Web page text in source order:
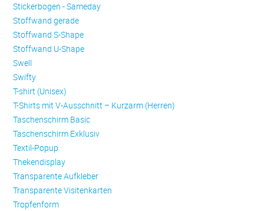
Stickerbogen - Sameday
Stoffwand gerade
Stoffwand S-Shape
Stoffwand U-Shape
Swell
Swifty
T-shirt (Unisex)
T-Shirts mit V-Ausschnitt – Kurzarm (Herren)
Taschenschirm Basic
Taschenschirm Exklusiv
Textil-Popup
Thekendisplay
Transparente Aufkleber
Transparente Visitenkarten
Trop­fen­form